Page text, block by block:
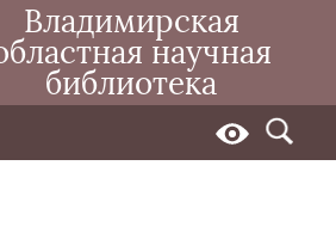
Владимирская
научная
библиотека